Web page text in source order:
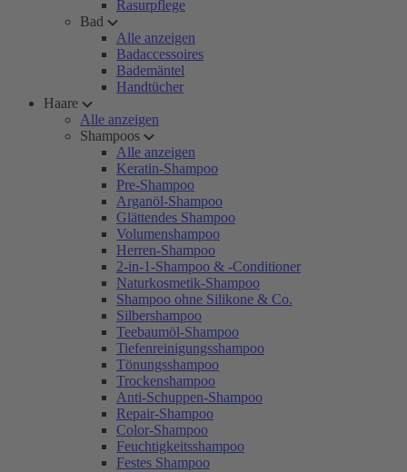
Rasurpflege
Bad
Alle anzeigen
Badaccessoires
Bademäntel
Handtücher
Haare
Alle anzeigen
Shampoos
Alle anzeigen
Keratin-Shampoo
Pre-Shampoo
Arganöl-Shampoo
Glättendes Shampoo
Volumenshampoo
Herren-Shampoo
2-in-1-Shampoo & -Conditioner
Naturkosmetik-Shampoo
Shampoo ohne Silikone & Co.
Silbershampoo
Teebaumöl-Shampoo
Tiefenreinigungsshampoo
Tönungsshampoo
Trockenshampoo
Anti-Schuppen-Shampoo
Repair-Shampoo
Color-Shampoo
Feuchtigkeitsshampoo
Festes Shampoo